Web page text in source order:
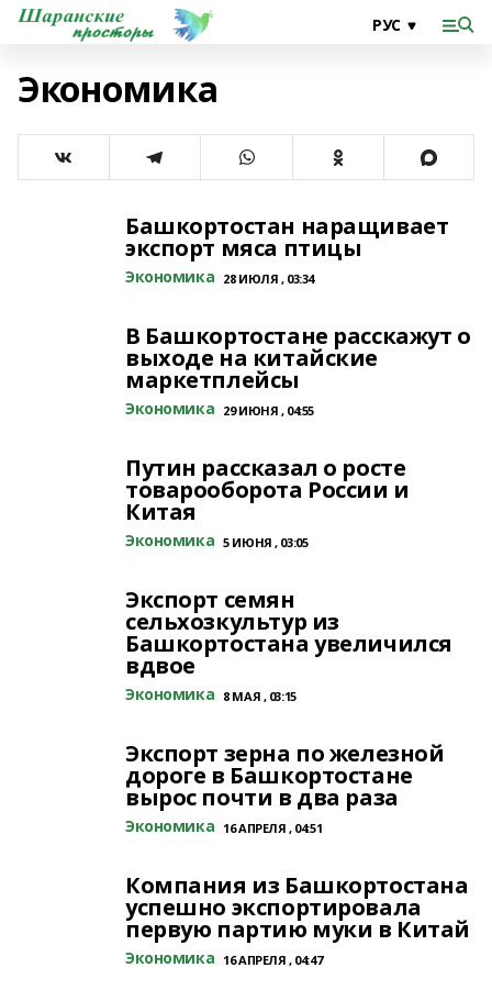
Экономика
Башкортостан наращивает
экспорт мяса птицы
Экономика 28 ИЮЛЯ , 03:34
В Башкортостане расскажут о
выходе на китайские
маркетплейсы
Экономика 29 ИЮНЯ , 04:55
Путин рассказал о росте
товарооборота России и
Китая
Экономика 5 ИЮНЯ , 03:05
Экспорт семян
сельхозкультур из
Башкортостана увеличился
вдвое
Экономика 8 МАЯ , 03:15
Экспорт зерна по железной
дороге в Башкортостане
вырос почти в два раза
Экономика 16 АПРЕЛЯ , 04:51
Компания из Башкортостана
успешно экспортировала
первую партию муки в Китай
Экономика 16 АПРЕЛЯ , 04:47